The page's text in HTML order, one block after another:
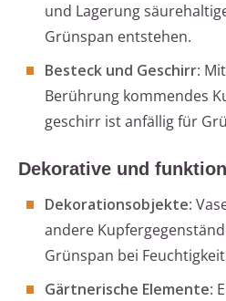
und Lagerung
Grünspan entstehen.
Besteck und Geschirr:
Berührung kommendes
geschirr ist anfällig für
Dekorative und
Dekorationsobjekte:
andere
Grünspan bei
Gärtnerische Elemente: